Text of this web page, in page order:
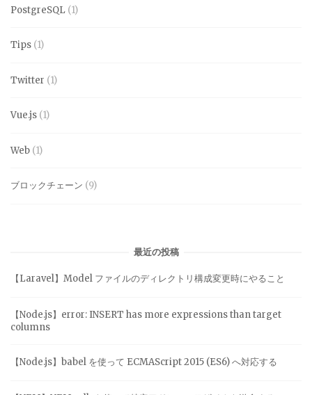
PostgreSQL (1)
Tips (1)
Twitter (1)
Vue.js (1)
Web (1)
ブロックチェーン (9)
最近の投稿
【Laravel】Model ファイルのディレクトリ構成変更時にやること
【Node.js】error: INSERT has more expressions than target
columns
【Node.js】babel を使って ECMAScript 2015 (ES6) へ対応する